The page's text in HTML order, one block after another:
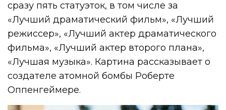
сразу пять статуэток, в том числе за
«Лучший драматический фильм», «Лучший
режиссер», «Лучший актер драматического
фильма», «Лучший актер второго плана»,
«Лучшая музыка». Картина рассказывает о
создателе атомной бомбы Роберте
Оппенгеймере.